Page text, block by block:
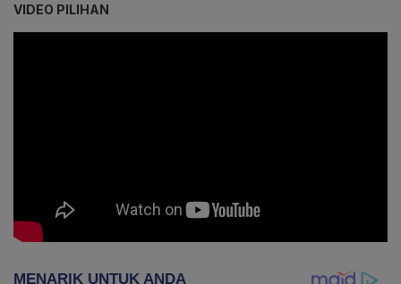
VIDEO PILIHAN